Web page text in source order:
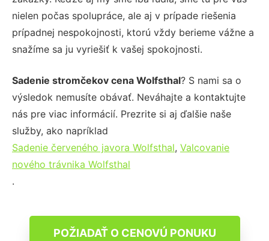
nielen počas spolupráce, ale aj v prípade riešenia
prípadnej nespokojnosti, ktorú vždy berieme vážne a
snažíme sa ju vyriešiť k vašej spokojnosti.
Sadenie stromčekov cena Wolfsthal? S nami sa o
výsledok nemusíte obávať. Neváhajte a kontaktujte
nás pre viac informácií. Prezrite si aj ďalšie naše
služby, ako napríklad
Sadenie červeného javora Wolfsthal, Valcovanie
nového trávnika Wolfsthal
.
POŽIADAŤ O CENOVÚ PONUKU